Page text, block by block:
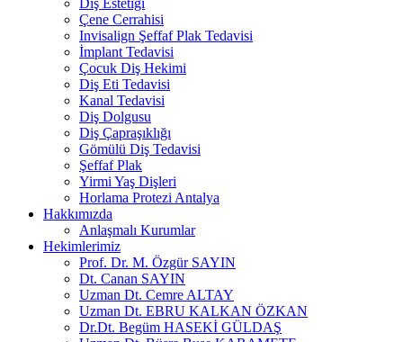
Diş Estetiği
Çene Cerrahisi
Invisalign Şeffaf Plak Tedavisi
İmplant Tedavisi
Çocuk Diş Hekimi
Diş Eti Tedavisi
Kanal Tedavisi
Diş Dolgusu
Diş Çapraşıklığı
Gömülü Diş Tedavisi
Şeffaf Plak
Yirmi Yaş Dişleri
Horlama Protezi Antalya
Hakkımızda
Anlaşmalı Kurumlar
Hekimlerimiz
Prof. Dr. M. Özgür SAYIN
Dt. Canan SAYIN
Uzman Dt. Cemre ALTAY
Uzman Dt. EBRU KALKAN ÖZKAN
Dr.Dt. Begüm HASEKİ GÜLDAŞ